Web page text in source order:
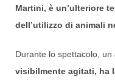
Martini, è un’ulteriore
dell’utilizzo di animali
Durante lo spettacolo, un
visibilmente agitati, ha